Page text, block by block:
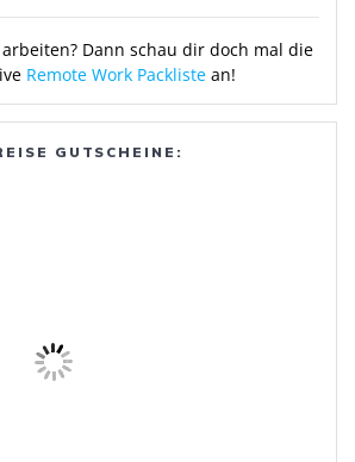
Dann schau dir doch mal die
Remote Work Packlistean!
GUTSCHEINE: